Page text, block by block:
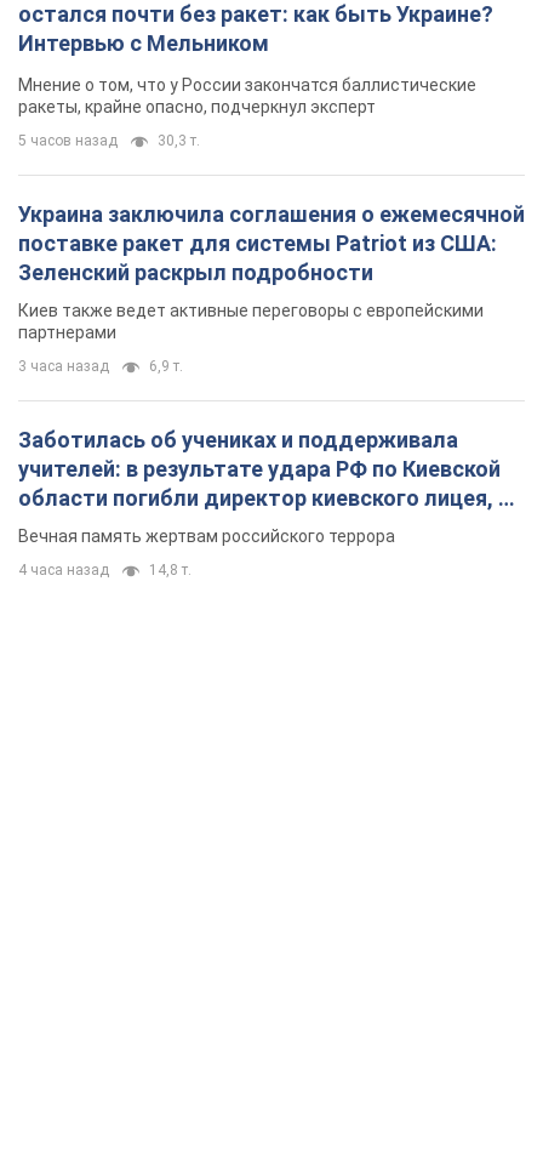
остался почти без ракет: как быть Украине?
Интервью с Мельником
Мнение о том, что у России закончатся баллистические
ракеты, крайне опасно, подчеркнул эксперт
5 часов назад 30,3 т.
Украина заключила соглашения о ежемесячной
поставке ракет для системы Patriot из США:
Зеленский раскрыл подробности
Киев также ведет активные переговоры с европейскими
партнерами
3 часа назад 6,9 т.
Заботилась об учениках и поддерживала
учителей: в результате удара РФ по Киевской
области погибли директор киевского лицея, её
муж и внук
Вечная память жертвам российского террора
4 часа назад 14,8 т.